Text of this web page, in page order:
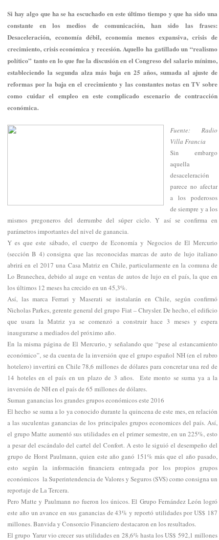
Si hay algo que ha se ha escuchado en este último tiempo y que ha sido una
constante en los medios de comunicación, han sido las frases:
Desaceleración, economía débil, economía menos expansiva, crisis de
crecimiento, crisis económica y recesión. Aquello ha gatillado un “realismo
político” tanto en lo que fue la discusión en el Congreso del salario mínimo,
estableciendo la segunda alza más baja en 25 años, sumada al ajuste de
reformas por la baja en el crecimiento y las constantes notas en TV sobre
como cuidar el empleo en este complicado escenario de contracción
económica.
Fuente: Radio
Villa Francia
Sin embargo
aquella
desaceleración
parece no afectar
a los poderosos
de siempre y a los
mismos pregoneros del derrumbe del súper ciclo. Y así se confirma en
parámetros importantes del nivel de ganancia.
Y es que este sábado, el cuerpo de Economía y Negocios de El Mercurio
(sección B 4) consigna que las reconocidas marcas de auto de lujo italiano
abrirá en el 2017 una Casa Matriz en Chile, particularmente en la comuna de
Lo Branechea, debido al auge en ventas de autos de lujo en el país, la que en
los últimos 12 meses ha crecido en un 45,3%.
Así, las marca Ferrari y Maserati se instalarán en Chile, según confirmó
Nicholas Parkes, gerente general del grupo Fiat – Chrysler. De hecho, el edificio
que usara la Matriz ya se comenzó a construir hace 3 meses y espera
inaugurarse a mediados del próximo año.
En la misma página de El Mercurio, y señalando que “pese al estancamiento
económico”, se da cuenta de la inversión que el grupo español NH (en el rubro
hotelero) invertirá en Chile 78,6 millones de dólares para concretar una red de
14 hoteles en el país en un plazo de 3 años. Este monto se suma ya a la
inversión de NH en el país de 65 millones de dólares.
Suman ganancias los grandes grupos económicos este 2016
El hecho se suma a lo ya conocido durante la quincena de este mes, en relación
a las suculentas ganancias de los principales grupos economices del país. Así,
el grupo Matte aumentó sus utilidades en el primer semestre, en un 225%, esto
a pesar del escándalo del cartel del Confort. A esto le siguió el desempeño del
grupo de Horst Paulmann, quien este año ganó 151% más que el año pasado,
esto según la información financiera entregada por los propios grupos
económicos la Superintendencia de Valores y Seguros (SVS) como consigna un
reportaje de La Tercera.
Pero Matte y Paulmann no fueron los únicos. El Grupo Fernández León logró
este año un avance en sus ganancias de 43% y reportó utilidades por US$ 187
millones. Banvida y Consorcio Financiero destacaron en los resultados.
El grupo Yarur vio crecer sus utilidades en 28,6% hasta los US$ 592,1 millones